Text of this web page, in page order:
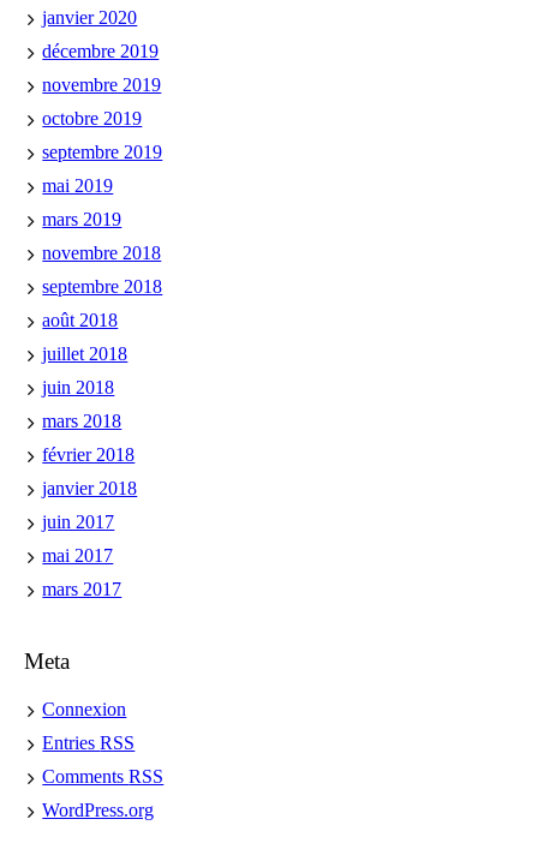
janvier 2020
décembre 2019
novembre 2019
octobre 2019
septembre 2019
mai 2019
mars 2019
novembre 2018
septembre 2018
août 2018
juillet 2018
juin 2018
mars 2018
février 2018
janvier 2018
juin 2017
mai 2017
mars 2017
Meta
Connexion
EntriesRSS
CommentsRSS
WordPress.org